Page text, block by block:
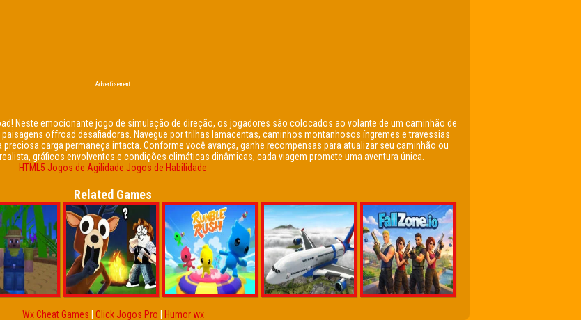
Advertisement
Neste emocionante jogo de simulação de direção, os jogadores são colocados ao volante de um caminhão de
offroad desafiadoras. Navegue por trilhas lamacentas, caminhos montanhosos íngremes e travessias
carga permaneça intacta. Conforme você avança, ganhe recompensas para atualizar seu caminhão ou
gráficos envolventes e condições climáticas dinâmicas, cada viagem promete uma aventura única.
HTML5 Jogos de Agilidade Jogos de Habilidade
Related Games
Wx Cheat Games Click Jogos Pro Humor wx